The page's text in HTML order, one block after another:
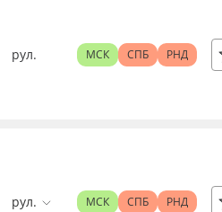
рул. МСК СПБ РНД
рул. МСК СПБ РНД